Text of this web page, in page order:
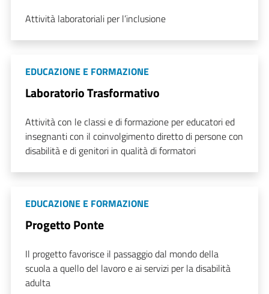
Attività laboratoriali per l’inclusione
EDUCAZIONE E FORMAZIONE
Laboratorio Trasformativo
Attività con le classi e di formazione per educatori ed
insegnanti con il coinvolgimento diretto di persone con
disabilità e di genitori in qualità di formatori
EDUCAZIONE E FORMAZIONE
Progetto Ponte
Il progetto favorisce il passaggio dal mondo della
scuola a quello del lavoro e ai servizi per la disabilità
adulta